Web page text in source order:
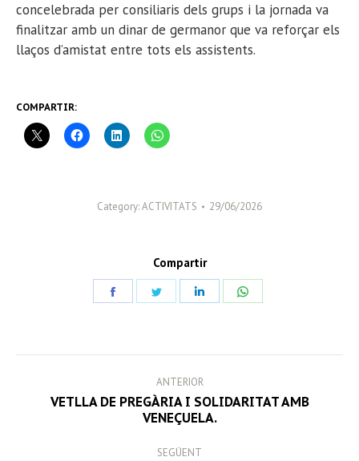
concelebrada per consiliaris dels grups i la jornada va
finalitzar amb un dinar de germanor que va reforçar els
llaços d’amistat entre tots els assistents.
COMPARTIR:
Category:ACTIVITATS 29/06/2026
Compartir
NAVIGATION
ANTERIOR
Previous
post:
VETLLA DE PREGÀRIA I SOLIDARITAT AMB
VENEÇUELA.
SEGÜENT